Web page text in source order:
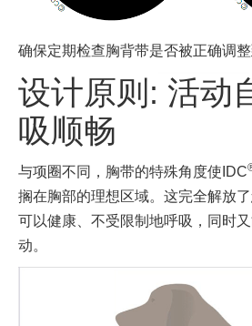
确保定期检查胸背带是否被正确调
设计原则: 活动
吸顺畅
与项圈不同，胸带的特殊角度使IDC
搁在胸部的理想区域。这完全解放
可以健康、不受限制地呼吸，同时
动。